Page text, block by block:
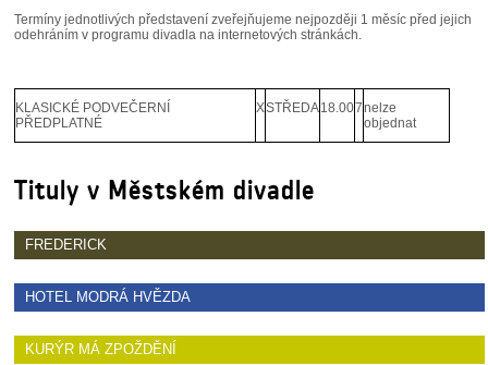
Termíny jednotlivých představení zveřejňujeme nejpozději 1 měsíc před jejich
odehráním v programu divadla na internetových stránkách.
KLASICKÉ PODVEČERNÍ
PŘEDPLATNÉ
XSTŘEDA18.007nelze
objednat
Tituly v Městském divadle
FREDERICK
HOTEL MODRÁ HVĚZDA
KURÝR MÁ ZPOŽDĚNÍ